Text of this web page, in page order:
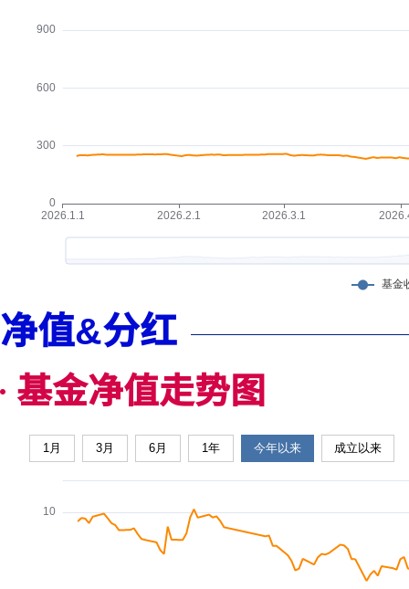
净值&分红
基金净值走势图
1月 3月 6月 1年 今年以来 成立以来